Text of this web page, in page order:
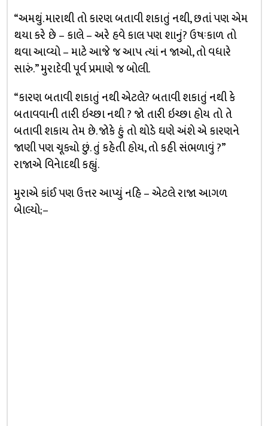
“અમથું. મારાથી તો કારણ બતાવી શકાતું નથી, છતાં પણ એમ
થયા કરે છે – કાલે – અરે હવે કાલ પણ શાનું? ઉષઃકાળ તો
થવા આવ્યો – માટે આજે જ આપ ત્યાં ન જાઓ, તો વધારે
સારું.” મુરાદેવી પૂર્વ પ્રમાણે જ બોલી.
“કારણ બતાવી શકાતું નથી એટલે? બતાવી શકાતું નથી કે
બતાવવાની તારી ઇચ્છા નથી ? જો તારી ઇચ્છા હોય તો તે
બતાવી શકાય તેમ છે. જોકે હું તો થોડે ઘણે અંશે એ કારણને
જાણી પણ ચૂક્યો છું. તું કહેતી હોય, તો કહી સંભળાવું ?”
રાજાએ વિનેાદથી કહ્યું.
મુરાએ કાંઈ પણ ઉત્તર આપ્યું નહિ – એટલે રાજા આગળ
બેાલ્યો;–